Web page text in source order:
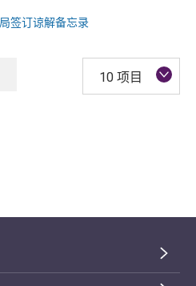
签订谅解备忘录
10 项目